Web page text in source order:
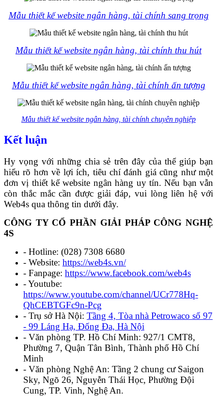
Mẫu thiết kế website ngân hàng, tài chính sang trọng
Mẫu thiết kế website ngân hàng, tài chính thu hút
Mẫu thiết kế website ngân hàng, tài chính ấn tượng
Mẫu thiết kế website ngân hàng, tài chính chuyên nghiệp
Kết luận
Hy vọng với những chia sẻ trên đây của thể giúp bạn
hiểu rõ hơn về lợi ích, tiêu chí đánh giá cũng như một
đơn vị thiết kế website ngân hàng uy tín. Nếu bạn vẫn
còn thắc mắc cần được giải đáp, vui lòng liên hệ với
Web4s qua thông tin dưới đây.
CÔNG TY CỔ PHẦN GIẢI PHÁP CÔNG NGHỆ
4S
- Hotline: (028) 7308 6680
- Website: https://web4s.vn/
- Fanpage: https://www.facebook.com/web4s
- Youtube:
https://www.youtube.com/channel/UCr778Hq-
QhCEBTGFc9n-Pcg
- Trụ sở Hà Nội: Tầng 4, Tòa nhà Petrowaco số 97
- 99 Láng Hạ, Đống Đa, Hà Nội
- Văn phòng TP. Hồ Chí Minh: 927/1 CMT8,
Phường 7, Quận Tân Bình, Thành phố Hồ Chí
Minh
- Văn phòng Nghệ An: Tầng 2 chung cư Saigon
Sky, Ngõ 26, Nguyễn Thái Học, Phường Đội
Cung, TP. Vinh, Nghệ An.